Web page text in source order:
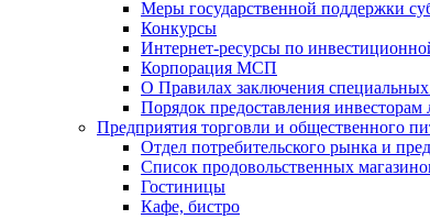
Меры государственной поддержки
Конкурсы
Интернет-ресурсы по
Корпорация МСП
О Правилах заключения
Порядок предоставления
Предприятия торговли и общественного
Отдел потребительского рынка и
Список продовольственных
Гостиницы
Кафе, бистро